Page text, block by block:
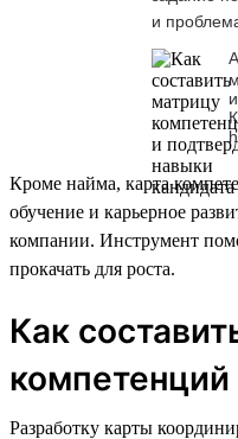
и
Кроме найма, карта
обучение и карьерное
компании. Инструмент
прокачать для роста.
Как
компетенций
Разработку карты